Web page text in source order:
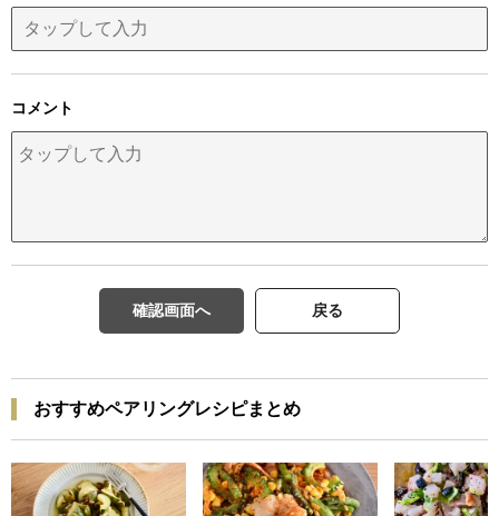
コメント
確認画面へ 戻る
おすすめペアリングレシピまとめ